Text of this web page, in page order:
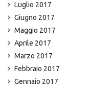
Luglio 2017
Giugno 2017
Maggio 2017
Aprile 2017
Marzo 2017
Febbraio 2017
Gennaio 2017